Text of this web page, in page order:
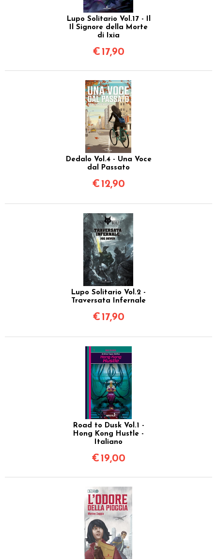
Lupo Solitario Vol.17 - Il
Il Signore della Morte
di Ixia
€ 17,90
Dedalo Vol.4 - Una Voce
dal Passato
€ 12,90
Lupo Solitario Vol.2 -
Traversata Infernale
€ 17,90
Road to Dusk Vol.1 -
Hong Kong Hustle -
Italiano
€ 19,00